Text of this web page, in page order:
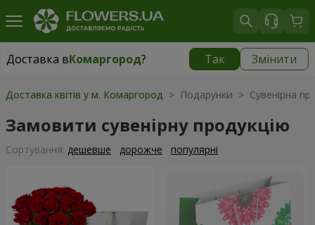
Доставка вКомаргород? Так Змінити
Доставка вКомаргород|
Доставка квітів у м. Комаргород > Подарунки > Сувенірна
Замовити сувенірну продукцію
Сортування: дешевше дорожче популярні